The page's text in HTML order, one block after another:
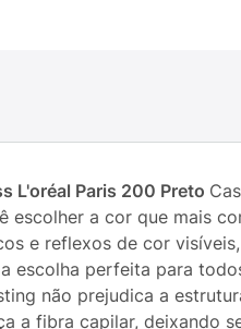
L'oréal Paris 200 Preto
escolher a cor que mais
e reflexos de cor
escolha perfeita para
não prejudica a
a fibra capilar, deixando